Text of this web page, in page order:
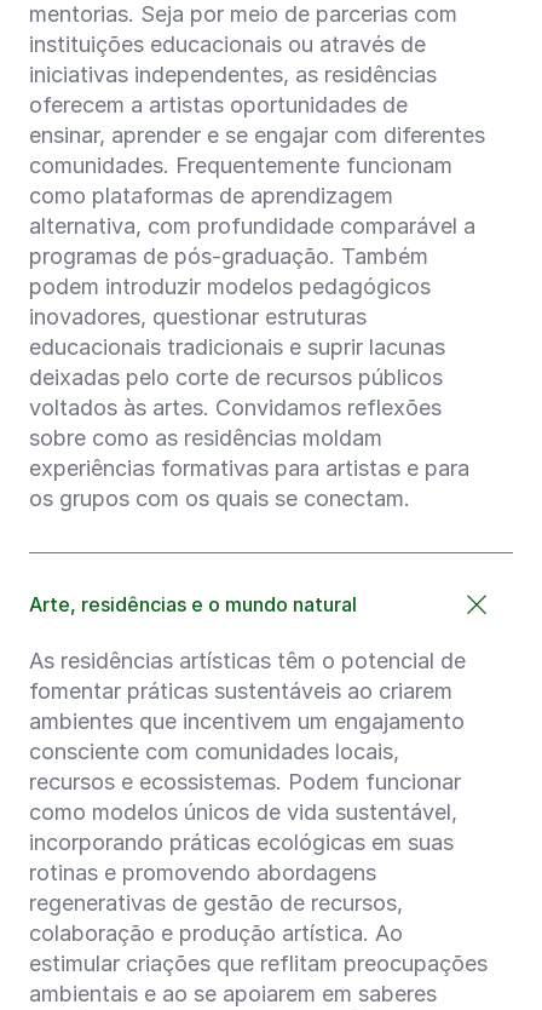
mentorias. Seja por meio de parcerias com
instituições educacionais ou através de
iniciativas independentes, as residências
oferecem a artistas oportunidades de
ensinar, aprender e se engajar com diferentes
comunidades. Frequentemente funcionam
como plataformas de aprendizagem
alternativa, com profundidade comparável a
programas de pós-graduação. Também
podem introduzir modelos pedagógicos
inovadores, questionar estruturas
educacionais tradicionais e suprir lacunas
deixadas pelo corte de recursos públicos
voltados às artes. Convidamos reflexões
sobre como as residências moldam
experiências formativas para artistas e para
os grupos com os quais se conectam.
Arte, residências e o mundo natural
As residências artísticas têm o potencial de
fomentar práticas sustentáveis ao criarem
ambientes que incentivem um engajamento
consciente com comunidades locais,
recursos e ecossistemas. Podem funcionar
como modelos únicos de vida sustentável,
incorporando práticas ecológicas em suas
rotinas e promovendo abordagens
regenerativas de gestão de recursos,
colaboração e produção artística. Ao
estimular criações que reflitam preocupações
ambientais e ao se apoiarem em saberes